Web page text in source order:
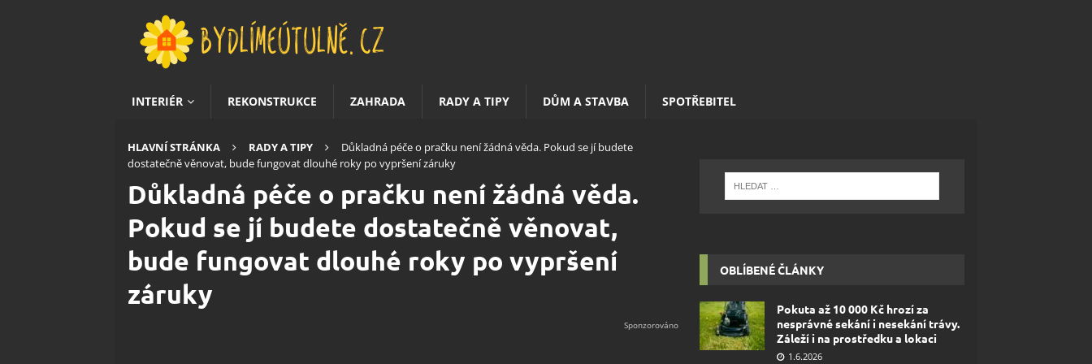
INTERIÉR REKONSTRUKCE ZAHRADA RADY A TIPY DŮM A STAVBA SPOTŘEBITEL
HLAVNÍ STRÁNKA RADY A TIPY
Důkladná péče o pračku není žádná věda. Pokud se jí budete
dostatečně věnovat, bude fungovat dlouhé roky po vypršení záruky
Důkladná péče o pračku není žádná věda.
Pokud se jí budete dostatečně věnovat,
bude fungovat dlouhé roky po vypršení
záruky
OBLÍBENÉ ČLÁNKY
Pokuta až 10 000 Kč hrozí za
nesprávné sekání i nesekání trávy.
Záleží i na prostředku a lokaci
1.6.2026